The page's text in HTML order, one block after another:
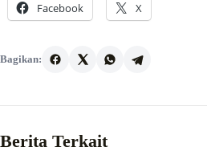
Facebook X
Bagikan:
Berita Terkait